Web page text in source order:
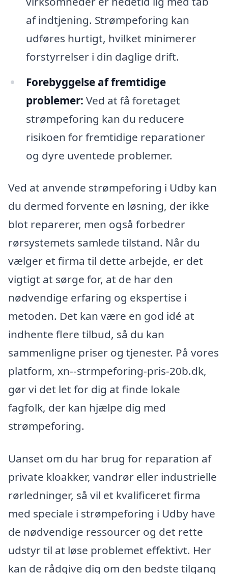
af indtjening. Strømpeforing kan
udføres hurtigt, hvilket minimerer
forstyrrelser i din daglige drift.
Forebyggelse af fremtidige
problemer: Ved at få foretaget
strømpeforing kan du reducere
risikoen for fremtidige reparationer
og dyre uventede problemer.
Ved at anvende strømpeforing i Udby kan
du dermed forvente en løsning, der ikke
blot reparerer, men også forbedrer
rørsystemets samlede tilstand. Når du
vælger et firma til dette arbejde, er det
vigtigt at sørge for, at de har den
nødvendige erfaring og ekspertise i
metoden. Det kan være en god idé at
indhente flere tilbud, så du kan
sammenligne priser og tjenester. På vores
platform, xn--strmpeforing-pris-20b.dk,
gør vi det let for dig at finde lokale
fagfolk, der kan hjælpe dig med
strømpeforing.
Uanset om du har brug for reparation af
private kloakker, vandrør eller industrielle
rørledninger, så vil et kvalificeret firma
med speciale i strømpeforing i Udby have
de nødvendige ressourcer og det rette
udstyr til at løse problemet effektivt. Her
kan de rådgive dig om den bedste tilgang